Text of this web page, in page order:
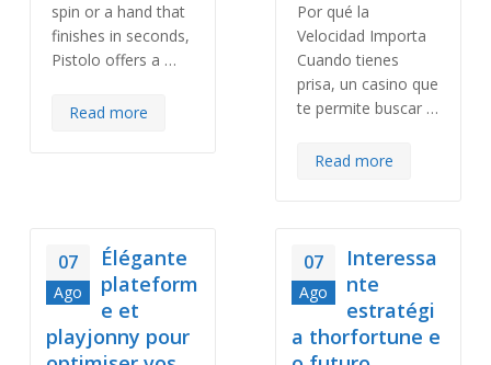
spin or a hand that
finishes in seconds,
Pistolo offers a …
Read more
Por qué la
Velocidad Importa
Cuando tienes
prisa, un casino que
te permite buscar …
Read more
07
Ago
Élégante
plateform
e et
playjonny pour
07
Ago
Interessa
nte
estratégi
a thorfortune e